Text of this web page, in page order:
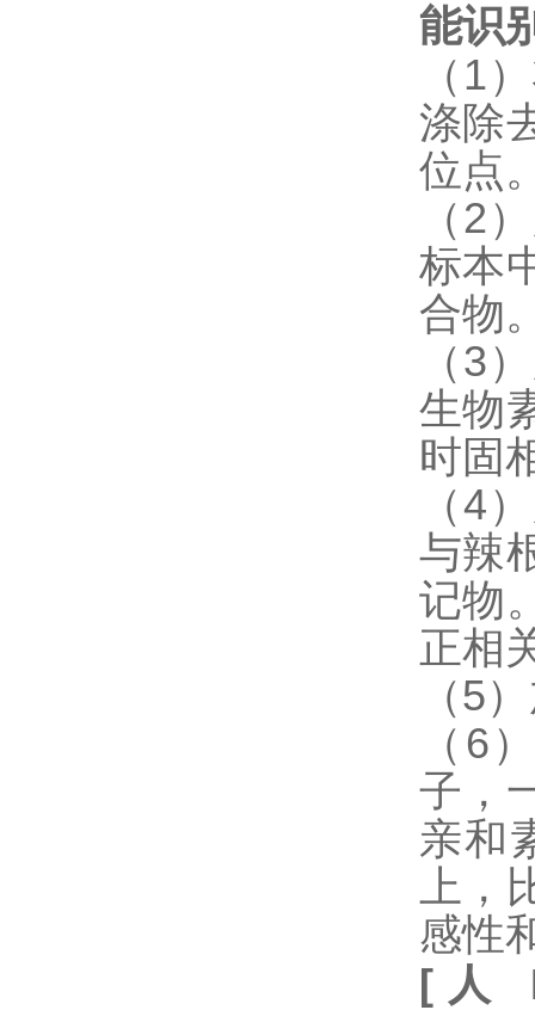
能识
（1
涤除
位点
（2
标本
合物
（3
生物
时固
（4
与辣
记物
正相
（5
（6
子，
亲和
上
感性
[ 人